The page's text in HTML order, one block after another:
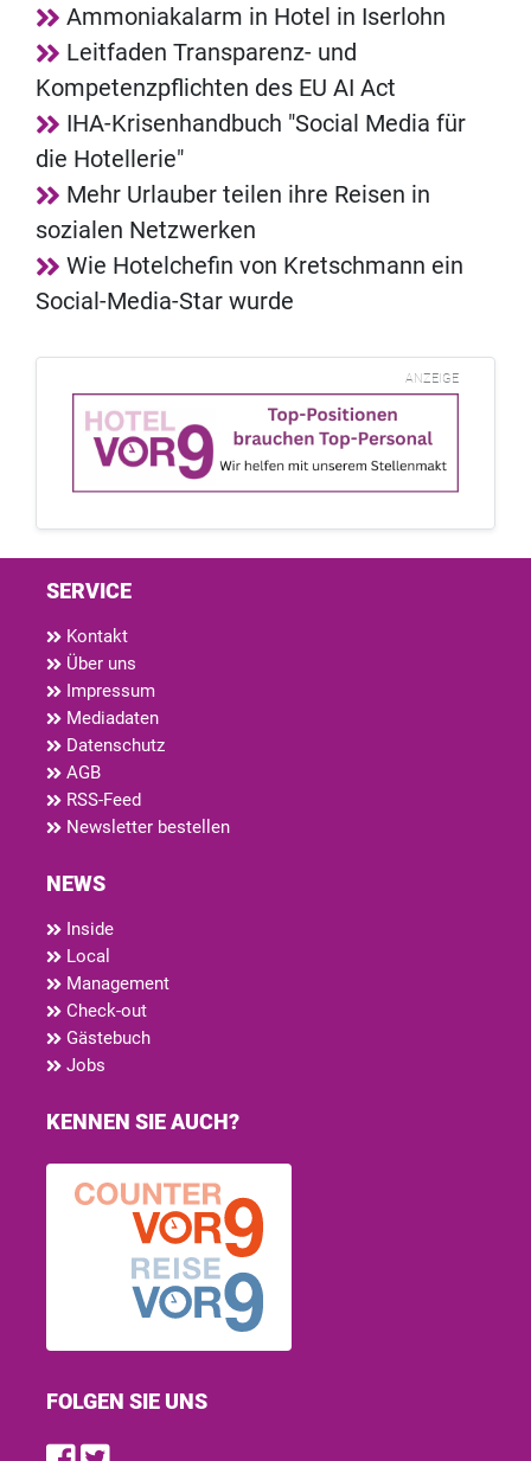
Ammoniakalarm in Hotel in Iserlohn
Leitfaden Transparenz- und
Kompetenzpflichten des EU AI Act
IHA-Krisenhandbuch "Social Media für
die Hotellerie"
Mehr Urlauber teilen ihre Reisen in
sozialen Netzwerken
Wie Hotelchefin von Kretschmann ein
Social-Media-Star wurde
ANZEIGE
SERVICE
Kontakt
Über uns
Impressum
Mediadaten
Datenschutz
AGB
RSS-Feed
Newsletter bestellen
NEWS
Inside
Local
Management
Check-out
Gästebuch
Jobs
KENNEN SIE AUCH?
FOLGEN SIE UNS